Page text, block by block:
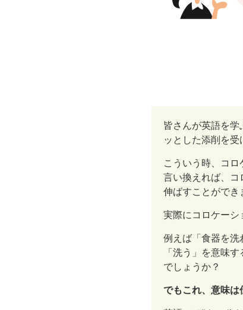
皆さんが英語を
ッとした添削を受
こういう時、コロ
言い換えれば、コ
伸ばすことができ
実際にコロケーシ
例えば「食器を洗
「洗う」を意味
でしょうか？
でもこれ、意味は